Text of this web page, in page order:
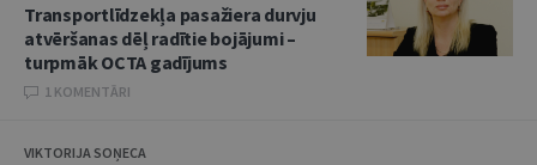
Transportlīdzekļa pasažiera durvju
atvēršanas dēļ radītie bojājumi –
turpmāk OCTA gadījums
1 KOMENTĀRI
VIKTORIJA SOŅECA